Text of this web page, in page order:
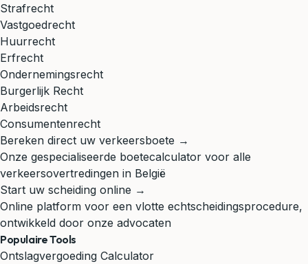
Strafrecht
Vastgoedrecht
Huurrecht
Erfrecht
Ondernemingsrecht
Burgerlijk Recht
Arbeidsrecht
Consumentenrecht
Bereken direct uw verkeersboete →
Onze gespecialiseerde boetecalculator voor alle
verkeersovertredingen in België
Start uw scheiding online →
Online platform voor een vlotte echtscheidingsprocedure,
ontwikkeld door onze advocaten
Populaire Tools
Ontslagvergoeding Calculator